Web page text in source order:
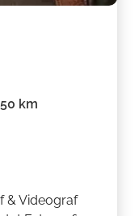
km
& Videograf